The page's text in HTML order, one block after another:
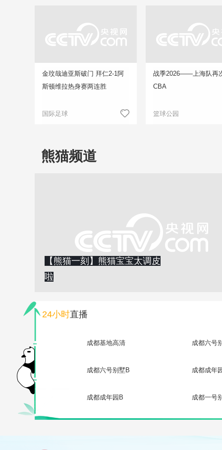
金玟哉迪亚斯破门 拜仁2-1阿
斯顿维拉热身赛两连胜
国际足球
战季2026——上海队再
CBA
篮球公园
熊猫频道
【熊猫一刻】熊猫宝宝太调皮
啦
24小时直播
成都基地高清 成都六号
成都六号别墅B 成都成年
成都成年园B 成都一号